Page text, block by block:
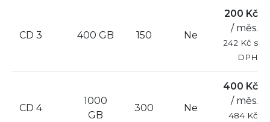
CD 3 400 GB 150 Ne
200 Kč
/ měs.
242 Kč s
DPH
CD 4
1000
GB
300 Ne
400 Kč
/ měs.
484 Kč